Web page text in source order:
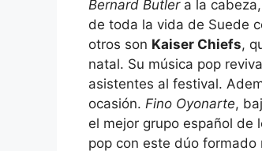
Bernard Butler a la
de toda la vida de Suede
otros son Kaiser Chiefs,
natal. Su música pop
asistentes al festival.
ocasión. Fino Oyonarte,
el mejor grupo español de
pop con este dúo